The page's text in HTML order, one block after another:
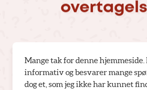
Mange tak for denne
informativ og besvarer mange
dog et, som jeg ikke har kunnet